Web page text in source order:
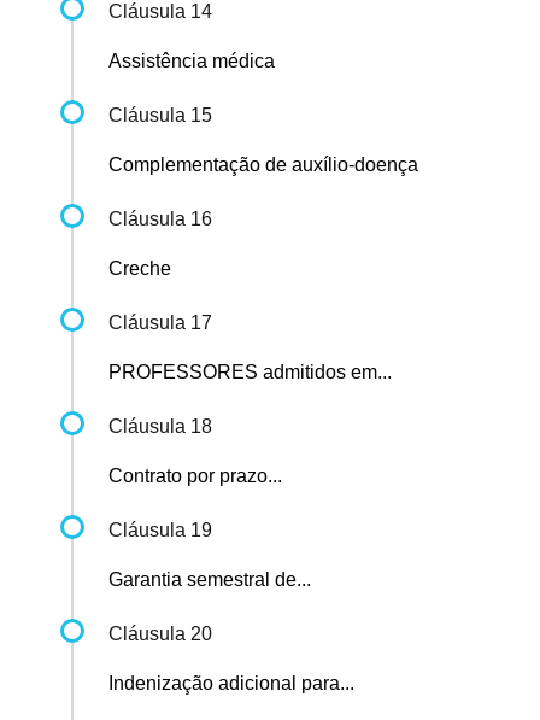
Cláusula 14
Assistência médica
Cláusula 15
Complementação de auxílio-doença
Cláusula 16
Creche
Cláusula 17
PROFESSORES admitidos em...
Cláusula 18
Contrato por prazo...
Cláusula 19
Garantia semestral de...
Cláusula 20
Indenização adicional para...